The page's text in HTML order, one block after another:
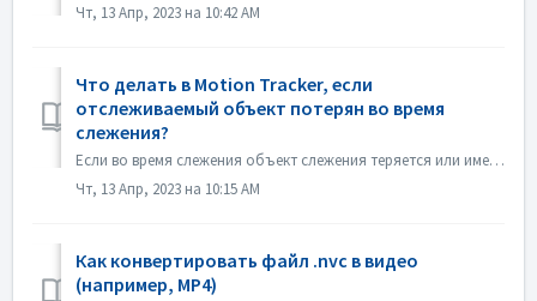
Чт, 13 Апр, 2023 на 10:42 AM
Что делать в Motion Tracker, если
отслеживаемый объект потерян во время
слежения?
Если во время слежения объект слежения теряется или имеет смещение, вы можете немедленно "остановить слежение", нажать "Увеличить" в лев...
Чт, 13 Апр, 2023 на 10:15 AM
Как конвертировать файл .nvc в видео
(например, MP4)